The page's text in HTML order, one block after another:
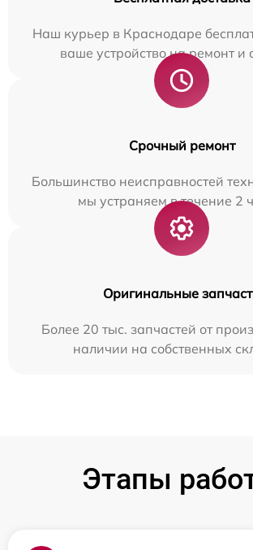
Наш курьер в Краснодаре
ваше устройство на ремонт и
Срочный ремонт
Большинство неисправностей
мы устраняем в течение 2
Оригинальные
Более 20 тыс. запчастей от
наличии на собственных
Этапы